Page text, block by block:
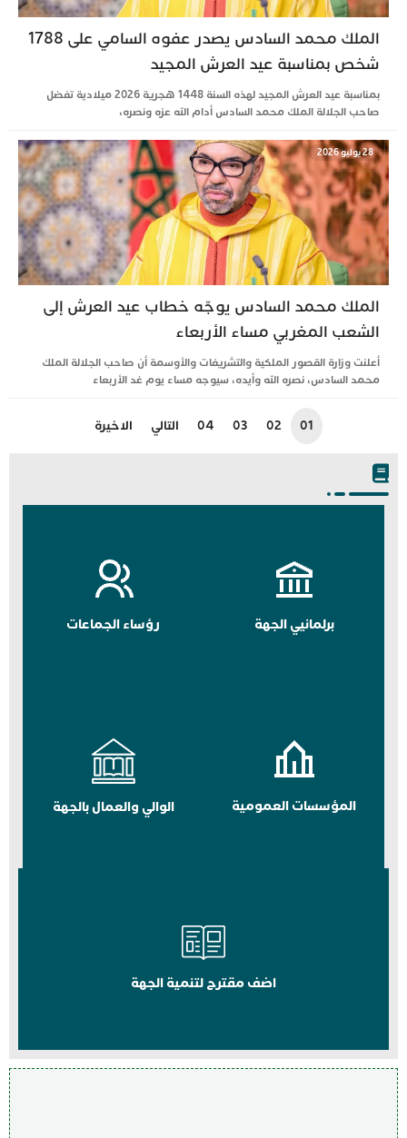
الملك محمد السادس يصدر عفوه السامي على 1788
شخص بمناسبة عيد العرش المجيد
بمناسبة عيد العرش المجيد لهذه السنة 1448 هجرية 2026 ميلادية تفضل
صاحب الجلالة الملك محمد السادس أدام الله عزه ونصره،
28 يوليو 2026
الملك محمد السادس يوجّه خطاب عيد العرش إلى
الشعب المغربي مساء الأربعاء
أعلنت وزارة القصور الملكية والتشريفات والأوسمة أن صاحب الجلالة الملك
محمد السادس، نصره الله وأيده، سيوجه مساء يوم غد الأربعاء
01
02
03
04 التالي الاخيرة
برلمانيي الجهة رؤساء الجماعات
المؤسسات العمومية الوالي والعمال بالجهة
اضف مقترح لتنمية الجهة